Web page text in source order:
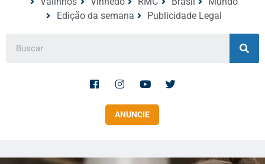
Edição da semana
Publicidade Legal
ANUNCIE